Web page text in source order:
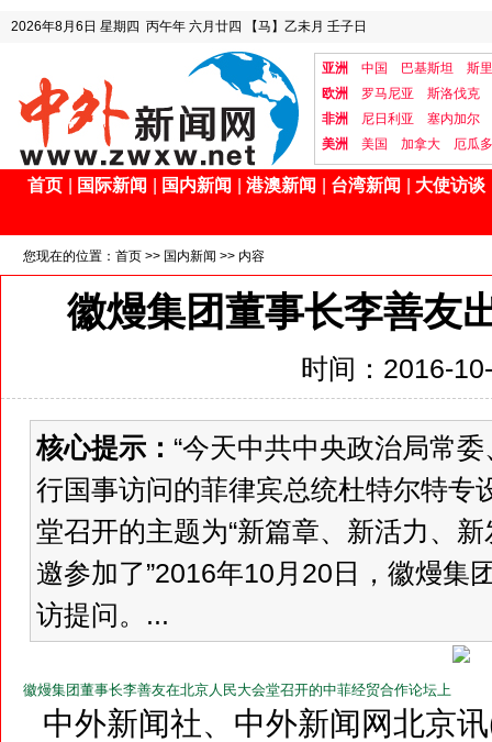
2026年8月6日 星期四 丙午年 六月廿四 【马】乙未月 壬子日
亚洲 中国 巴基斯坦
斯
欧洲
罗马尼亚
斯洛伐克
非洲
尼日利亚
塞内加尔
美洲
美国 加拿大 厄瓜
首页 国际新闻 国内新闻 港澳新闻 台湾新闻 大使访谈
您现在的位置： 首页 >> 国内新闻 >> 内容
徽熳集团董事长李善友
时间：2016-
核心提示： “今天中共中央政治局常
行国事访问的菲律宾总统杜特尔特专
堂召开的主题为“新篇章、新活力、
邀参加了”2016年10月20日，徽熳集
访提问。...
徽熳集团董事长李善友在北京人民大会堂召开的中菲经贸合作论坛上
中外新闻社、中外新闻网北京